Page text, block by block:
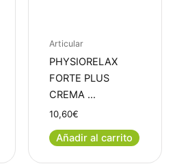
Articular
PHYSIORELAX
FORTE PLUS
CREMA …
10,60€
Añadir al carrito